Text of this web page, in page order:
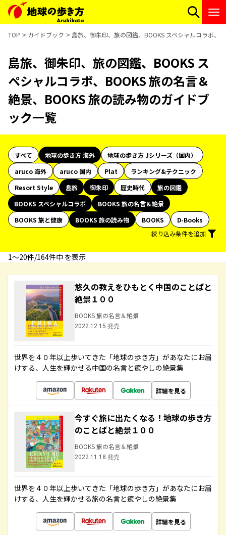
TOP ガイドブック 島旅、御朱印、旅の図鑑、BOOKS スペシャルコラボ、
島旅、御朱印、旅の図鑑、BOOKS ス
ペシャルコラボ、BOOKS 旅の名言＆
絶景、BOOKS 旅の読み物のガイドブ
ック一覧
すべて 地球の歩き方 海外
地球の歩き方 Jシリーズ（国内）
aruco 海外
aruco 国内 Plat
ランキング&テクニック
Resort Style
島旅 御朱印 歴史時代
旅の図鑑
BOOKS スペシャルコラボ
BOOKS 旅の名言＆絶景
BOOKS 旅と健康
BOOKS 旅の読み物 BOOKS
D-Books
絞り込み条件を追加
1〜20件/164件中 を表示
悠久の教えをひもとく中国のことばと
絶景１００
BOOKS 旅の名言＆絶景
2022.12.15 発売
世界を４０年以上歩いてきた「地球の歩き方」があなたにお届
けする、人生を輝かせる中国の名言と癒やしの絶景集
詳細を見る
今すぐ旅に出たくなる！地球の歩き方
のことばと絶景１００
BOOKS 旅の名言＆絶景
2022.11.18 発売
世界を４０年以上歩いてきた「地球の歩き方」があなたにお届
けする、人生を輝かせる旅の名言と癒やしの絶景集
詳細を見る